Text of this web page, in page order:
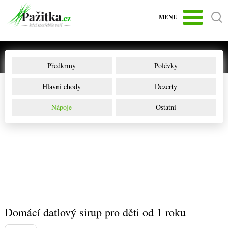
MENU
Předkrmy Polévky
Hlavní chody Dezerty
Nápoje Ostatní
Domácí datlový sirup pro děti od 1 roku